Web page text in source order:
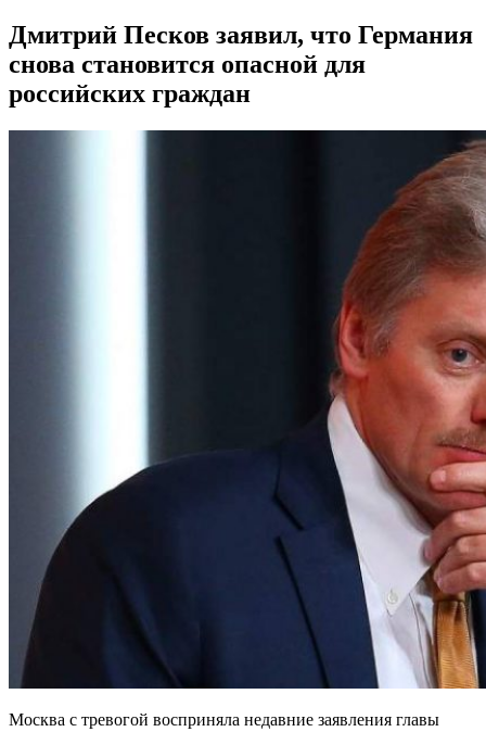
Дмитрий Песков заявил, что Германия
снова становится опасной для
российских граждан
Москва с тревогой восприняла недавние заявления главы